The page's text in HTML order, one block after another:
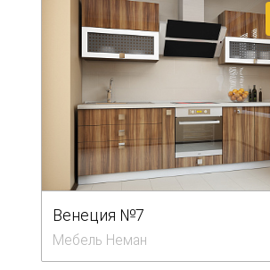
Венеция №7
Мебель Неман